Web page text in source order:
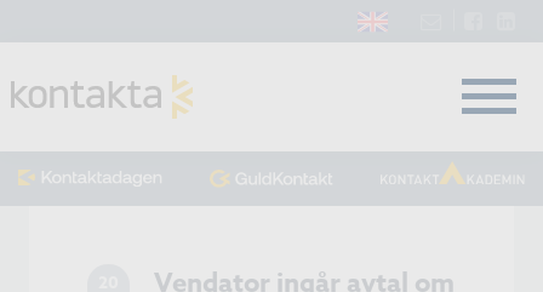
Vendator ingår avtal om